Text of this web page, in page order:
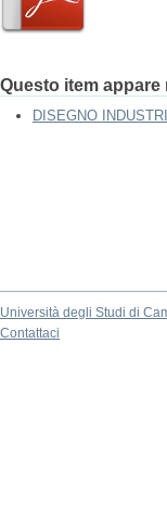
Questo item
DISEGNO
Università degli Studi di
Contattaci